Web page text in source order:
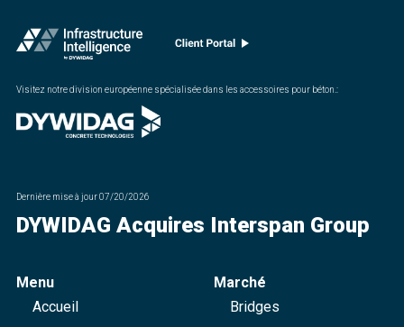
Visitez notre division européenne spécialisée dans les accessoires pour béton. :
Dernière mise à jour07/20/2026
DYWIDAG Acquires Interspan Group
Menu
Accueil
Marché
Bridges